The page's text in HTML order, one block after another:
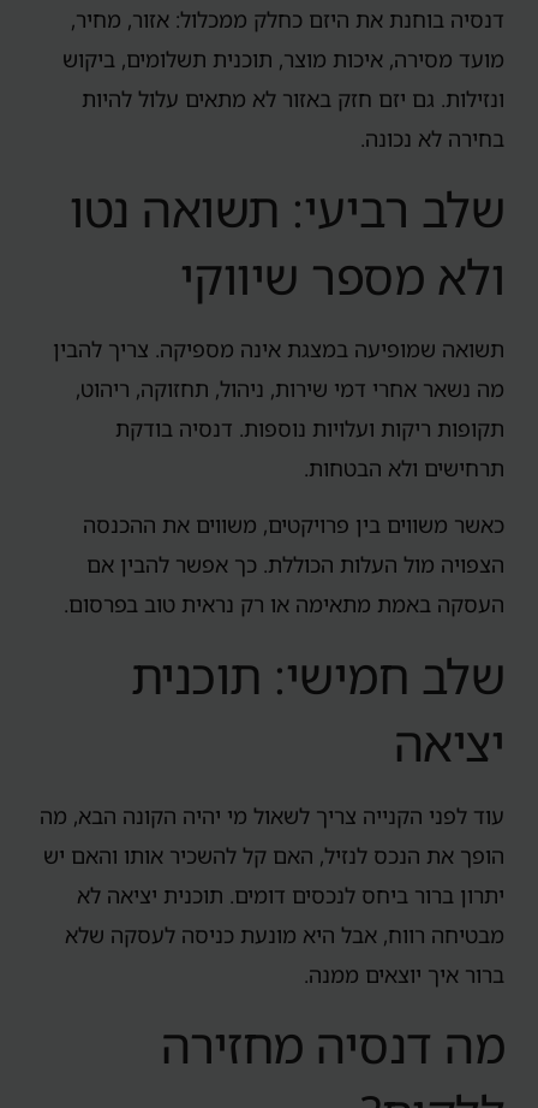
דנסיה בוחנת את היזם כחלק ממכלול: אזור, מחיר,
מועד מסירה, איכות מוצר, תוכנית תשלומים, ביקוש
ונזילות. גם יזם חזק באזור לא מתאים עלול להיות
בחירה לא נכונה.
שלב רביעי: תשואה נטו
ולא מספר שיווקי
תשואה שמופיעה במצגת אינה מספיקה. צריך להבין
מה נשאר אחרי דמי שירות, ניהול, תחזוקה, ריהוט,
תקופות ריקות ועלויות נוספות. דנסיה בודקת
תרחישים ולא הבטחות.
כאשר משווים בין פרויקטים, משווים את ההכנסה
הצפויה מול העלות הכוללת. כך אפשר להבין אם
העסקה באמת מתאימה או רק נראית טוב בפרסום.
שלב חמישי: תוכנית
יציאה
עוד לפני הקנייה צריך לשאול מי יהיה הקונה הבא, מה
הופך את הנכס לנזיל, האם קל להשכיר אותו והאם יש
יתרון ברור ביחס לנכסים דומים. תוכנית יציאה לא
מבטיחה רווח, אבל היא מונעת כניסה לעסקה שלא
ברור איך יוצאים ממנה.
מה דנסיה מחזירה